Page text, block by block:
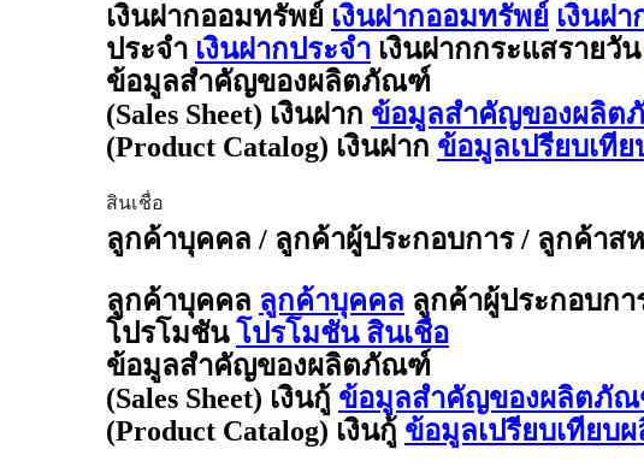
เงินฝากออมทรัพย์ เงินฝากออมทรัพย์ เงินฝ
ประจำ เงินฝากประจำ เงินฝากกระแสรายวัน
ข้อมูลสำคัญของผลิตภัณฑ์
(Sales Sheet) เงินฝาก ข้อมูลสำคัญของผลิตภั
(Product Catalog) เงินฝาก ข้อมูลเปรียบเที
สินเชื่อ
ลูกค้าบุคคล / ลูกค้าผู้ประกอบการ / ลูกค้าส
ลูกค้าบุคคล ลูกค้าบุคคล ลูกค้าผู้ประกอบกา
โปรโมชัน โปรโมชัน สินเชื่อ
ข้อมูลสำคัญของผลิตภัณฑ์
(Sales Sheet) เงินกู้ ข้อมูลสำคัญของผลิตภัณฑ์
(Product Catalog) เงินกู้ ข้อมูลเปรียบเทียบ